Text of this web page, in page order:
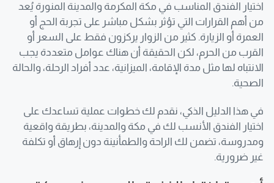
اختيار الفندق المناسب في مكة المكرمة والمدينة المنورة يُعد
من أهم القرارات التي تؤثر بشكل مباشر على تجربة الحج أو
العمرة أو الزيارة. كثير من الزوار يركزون فقط على السعر أو
القرب من الحرم، لكن الحقيقة أن هناك عوامل متعددة يجب
الانتباه لها مثل مدة الإقامة، الميزانية، عدد أفراد الرحلة، والحالة
الصحية.
في هذا الدليل الذكي، نقدم لك خطوات عملية تساعدك على
اختيار الفندق الأنسب لك في مكة والمدينة، بطريقة واقعية
ومدروسة، تضمن لك الراحة والطمأنينة دون إرهاق أو تكلفة
غير ضرورية.